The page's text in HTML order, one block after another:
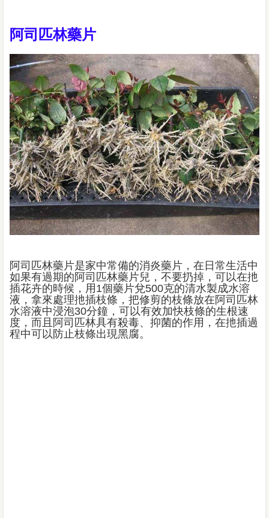
阿司匹林藥片
阿司匹林藥片是家中常備的消炎藥片，在日常生活中
如果有過期的阿司匹林藥片兒，不要扔掉，可以在扡
插花卉的時候，用1個藥片兌500克的清水製成水溶
液，拿來處理扡插枝條，把修剪的枝條放在阿司匹林
水溶液中浸泡30分鐘，可以有效加快枝條的生根速
度，而且阿司匹林具有殺毒、抑菌的作用，在扡插過
程中可以防止枝條出現黑腐。